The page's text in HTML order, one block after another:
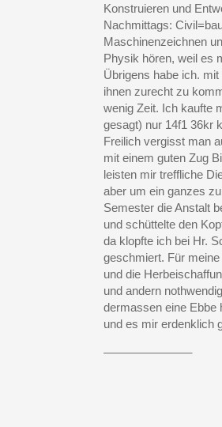
Konstruieren und
Nachmittags:
Maschinenzeichnen
Physik hören, weil es
Übrigens habe ich.
ihnen zurecht zu
wenig Zeit. Ich kaufte
gesagt) nur 14f1 36kr
Freilich vergisst man
mit einem guten Zug
leisten mir treffliche
aber um ein ganzes
Semester die Anstalt
und schüttelte den
da klopfte ich bei Hr.
geschmiert. Für
und die
und andern
dermassen eine Ebbe
und es mir erdenklich